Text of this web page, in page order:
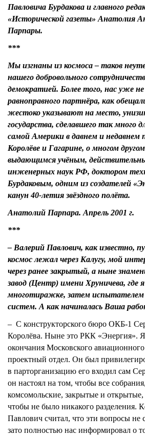
Павловича Бурдакова и главного
«Исторической газеты» Анатолия
Парпары.
***
Мы изгнаны из космоса – таков
нашего добровольного
демократией. Более того, нас уже
равноправного партнёра, как
жестоко указывают на место,
государства, сделавшего так много
самой Америки в давнем и
Королёве и Гагарине, о многом
выдающимся учёным,
инженерных наук РФ, доктором
Бурдаковым, одним из создателей
канун 40-летия звёздного полёта.
Анатолий Парпара. Апрель 2001 г.
***
– Валерий Павлович, как известно,
космос лежал через Калугу, мой
через ранее закрытый, а ныне
завод (Центр) имени Хруничева, где
многотиражке, затем испытателем
систем. А как начиналась Ваша
– С конструкторского бюро ОКБ-1
Королёва. Ныне это РКК «Энергия». Я
окончания Московского
проектный отдел. Он был
в парторганизацию его входил сам
он настоял на том, чтобы все
комсомольские, закрытые и
чтобы не было никакого разделения.
Павлович считал, что эти вопросы не
зато полностью нас информировал о